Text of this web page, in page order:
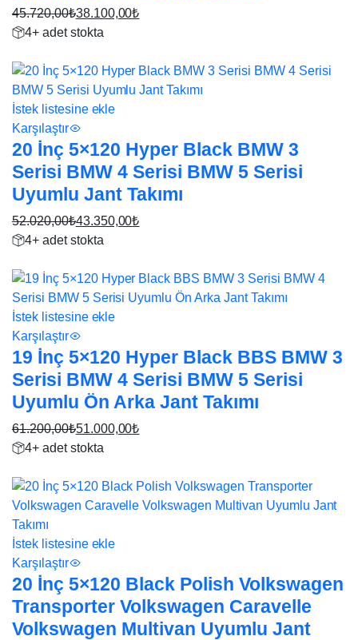
45.720,00₺
Orijinal
45.720,00₺.
38.100,00₺
Şu
fiyat:
38.100,00₺.
4+ adet stokta
İstek listesine ekle
Karşılaştır
20 İnç 5×120 Hyper Black BMW 3
Serisi BMW 4 Serisi BMW 5 Serisi
Uyumlu Jant Takımı
52.020,00₺
Orijinal
52.020,00₺.
43.350,00₺
Şu
fiyat:
43.350,00₺.
4+ adet stokta
İstek listesine ekle
Karşılaştır
19 İnç 5×120 Hyper Black BBS BMW 3
Serisi BMW 4 Serisi BMW 5 Serisi
Uyumlu Ön Arka Jant Takımı
61.200,00₺
Orijinal
61.200,00₺.
51.000,00₺
Şu
fiyat:
51.000,00₺.
4+ adet stokta
İstek listesine ekle
Karşılaştır
20 İnç 5×120 Black Polish Volkswagen
Transporter Volkswagen Caravelle
Volkswagen Multivan Uyumlu Jant